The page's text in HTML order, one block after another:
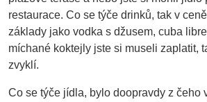
restaurace. Co se týče drinků, tak v
základy jako vodka s džusem, cuba
míchané koktejly jste si museli zaplatit,
zvyklí.
Co se týče jídla, bylo doopravdy z čeho